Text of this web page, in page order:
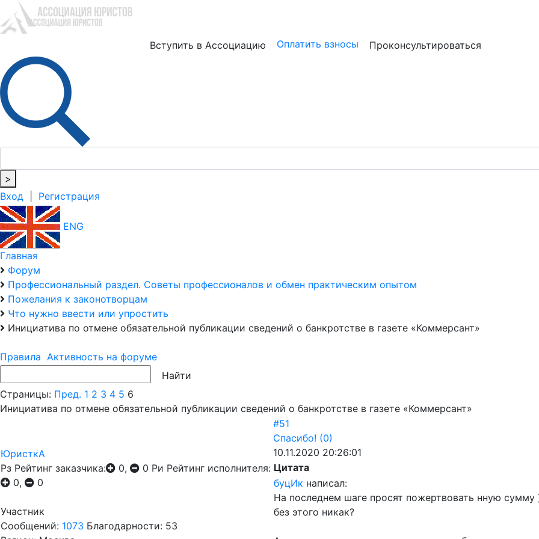
Вступить в Ассоциацию Оплатить взносы Проконсультироваться
>
Вход
Регистрация
ENG
Главная
Форум
Профессиональный раздел. Советы профессионалов и обмен практическим опытом
Пожелания к законотворцам
Что нужно ввести или упростить
Инициатива по отмене обязательной публикации сведений о банкротстве в газете «Коммерсант»
Правила Активность на форуме
Страницы: Пред. 1 2 3 4 5 6
Инициатива по отмене обязательной публикации сведений о банкротстве в газете «Коммерсант»
ЮристкА
Рз Рейтинг заказчика: 0, 0 Ри Рейтинг исполнителя:
0,
0
Участник
Сообщений: 1073 Благодарности: 53
#51
Спасибо! (0)
10.11.2020 20:26:01
Цитата
буцИк написал:
На последнем шаге просят пожертвовать нную сумму
без этого никак?